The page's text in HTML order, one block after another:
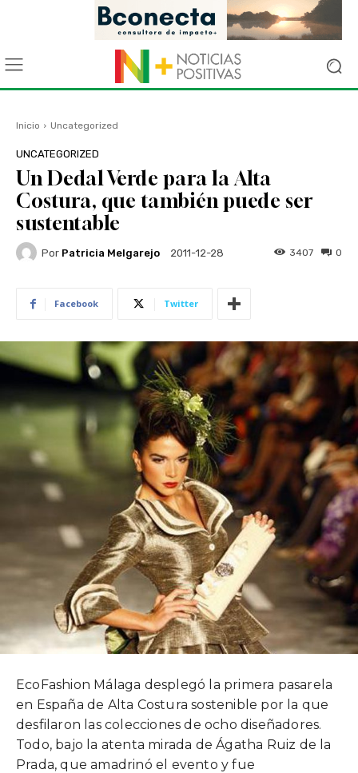
Inicio Uncategorized
UNCATEGORIZED
Un Dedal Verde para la Alta
Costura, que también puede ser
sustentable
Por Patricia Melgarejo 2011-12-28 0
3407
Facebook Twitter
EcoFashion Málaga desplegó la primera pasarela
en España de Alta Costura sostenible por la que
desfilaron las colecciones de ocho diseñadores.
Todo, bajo la atenta mirada de Ágatha Ruiz de la
Prada, que amadrinó el evento y fue